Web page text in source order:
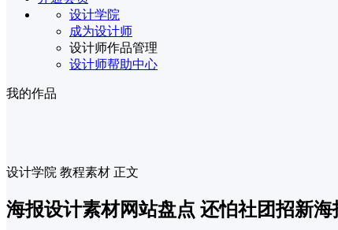
设计学院
成为设计师
设计师作品管理
设计师帮助中心
我的作品
设计学院 教程素材 正文
海报设计素材网站盘点 还怕社团招新